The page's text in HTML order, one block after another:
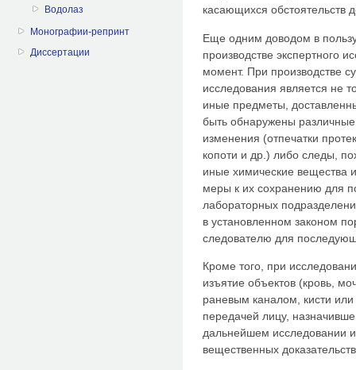
Водолаз
Монографии-репринт
Диссертации
касающихся обстоятельств
Еще одним доводом в
производстве экспертного
момент. При производстве
исследования является не
иные предметы,
быть обнаружены
изменения (отпечатки
копоти и др.) либо следы,
иные химические вещества
меры к их сохранению для
лабораторных
в установленном законом
следователю для
Кроме того, при
изъятие объектов (кровь,
раневым каналом, кисти
передачей лицу,
дальнейшем исследовании
вещественных